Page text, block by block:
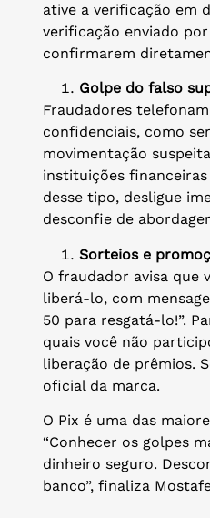
ative a verificação em
verificação enviado
confirmarem
Golpe do falso
Fraudadores
confidenciais, como
movimentação
instituições
desse tipo, desligue
desconfie de
Sorteios e
O fraudador avisa que
liberá-lo, com
50 para resgatá-lo!”.
quais você não
liberação de prêmios.
oficial da marca.
O Pix é uma das
“Conhecer os golpes
dinheiro seguro.
banco”, finaliza